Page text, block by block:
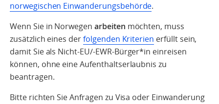
norwegischen Einwanderungsbehörde.
Wenn Sie in Norwegen arbeiten möchten, muss
zusätzlich eines derfolgenden Kriterien erfüllt sein,
damit Sie als Nicht-EU/-EWR-Bürger*in einreisen
können, ohne eine Aufenthaltserlaubnis zu
beantragen.
Bitte richten Sie Anfragen zu Visa oder Einwanderung